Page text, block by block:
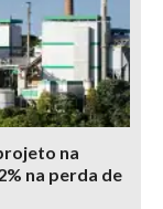
na
na perda de